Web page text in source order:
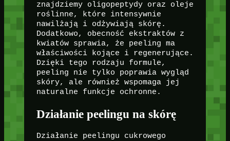
znajdziemy oligopeptydy oraz oleje
roślinne, które intensywnie
nawilżają i odżywiają skórę.
Dodatkowo, obecność ekstraktów z
kwiatów sprawia, że peeling ma
właściwości kojące i regenerujące.
Dzięki tego rodzaju formule,
peeling nie tylko poprawia wygląd
skóry, ale również wspomaga jej
naturalne funkcje ochronne.
Działanie peelingu na skórę
Działanie peelingu cukrowego